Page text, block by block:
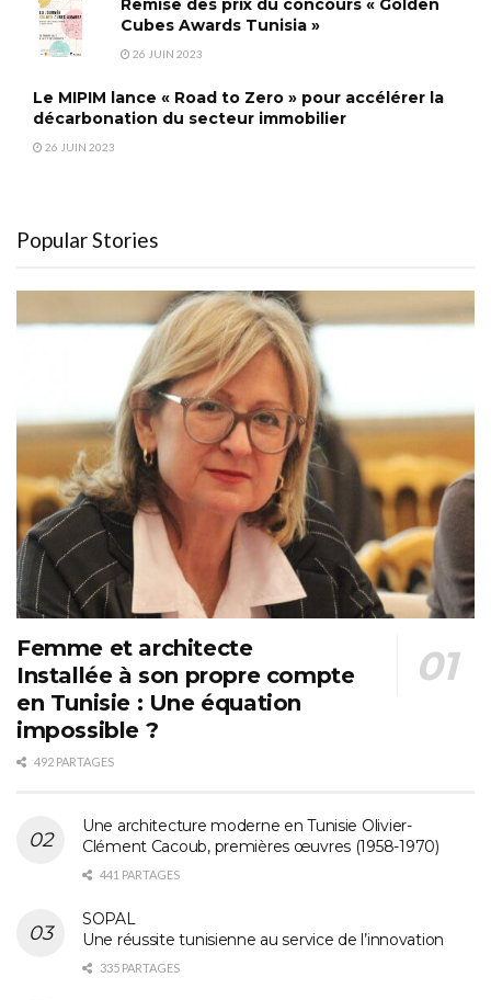
Remise des prix du concours « Golden
Cubes Awards Tunisia »
26 JUIN 2023
Le MIPIM lance « Road to Zero » pour accélérer la
décarbonation du secteur immobilier
26 JUIN 2023
Popular Stories
Femme et architecte
Installée à son propre compte
en Tunisie : Une équation
impossible ?
492 PARTAGES
Une architecture moderne en Tunisie Olivier-
Clément Cacoub, premières œuvres (1958-1970)
441 PARTAGES
SOPAL
Une réussite tunisienne au service de l’innovation
335 PARTAGES